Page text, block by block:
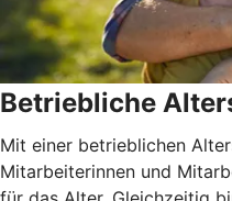
Betriebliche
Mit einer betrieblichen
Mitarbeiterinnen und